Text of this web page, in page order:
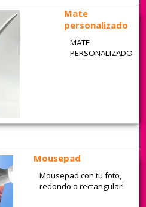
Mate
personalizado
MATE
PERSONALIZADO
Mousepad
Mousepad con tu foto,
redondo o rectangular!